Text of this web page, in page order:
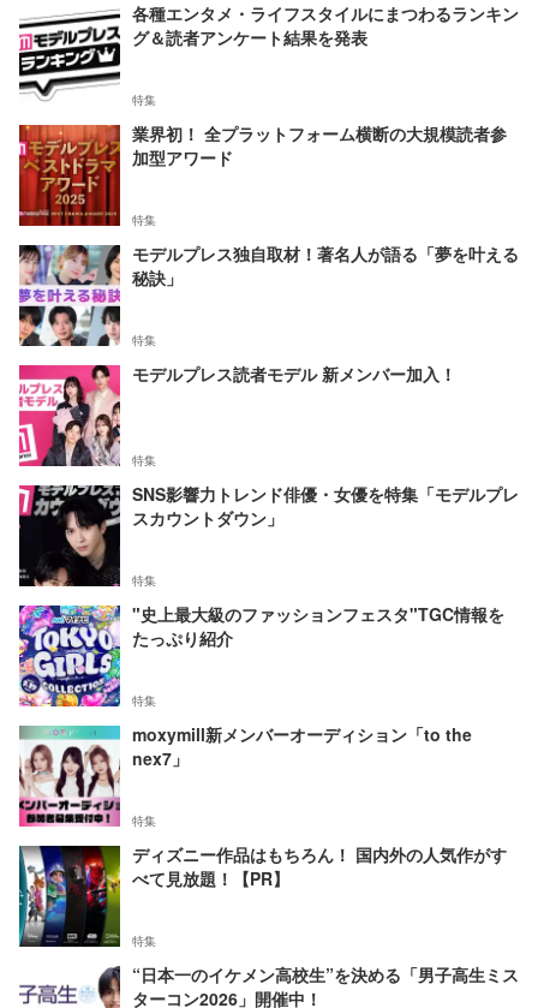
各種エンタメ・ライフスタイルにまつわるランキン
グ＆読者アンケート結果を発表
特集
業界初！ 全プラットフォーム横断の大規模読者参
加型アワード
特集
モデルプレス独自取材！著名人が語る「夢を叶える
秘訣」
特集
モデルプレス読者モデル 新メンバー加入！
特集
SNS影響力トレンド俳優・女優を特集「モデルプレ
スカウントダウン」
特集
"史上最大級のファッションフェスタ"TGC情報を
たっぷり紹介
特集
moxymill新メンバーオーディション「to the
nex7」
特集
ディズニー作品はもちろん！ 国内外の人気作がす
べて見放題！【PR】
特集
“日本一のイケメン高校生”を決める「男子高生ミス
ターコン2026」開催中！